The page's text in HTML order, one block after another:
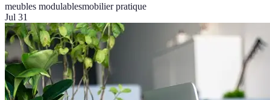
meubles modulablesmobilier pratique
Jul 31